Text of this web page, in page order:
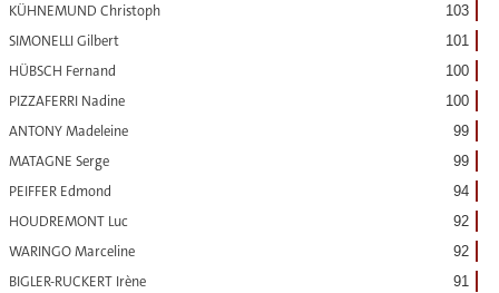
KÜHNEMUND Christoph 103
SIMONELLI Gilbert 101
HÜBSCH Fernand 100
PIZZAFERRI Nadine 100
ANTONY Madeleine 99
MATAGNE Serge 99
PEIFFER Edmond 94
HOUDREMONT Luc 92
WARINGO Marceline 92
BIGLER-RUCKERT Irène 91